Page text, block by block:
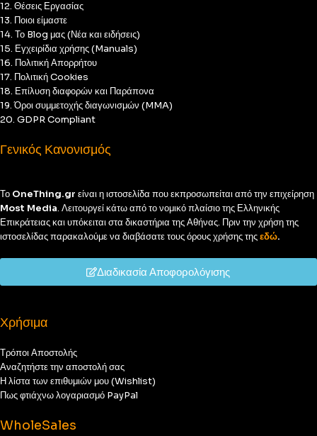
12. Θέσεις Εργασίας
13. Ποιοι είμαστε
14. Το Blog μας (Νέα και ειδήσεις)
15. Εγχειρίδια χρήσης (Manuals)
16. Πολιτική Απορρήτου
17. Πολιτική Cookies
18. Επίλυση διαφορών και Παράπονα
19. Όροι συμμετοχής διαγωνισμών (MMA)
20. GDPR Compliant
Γενικός Κανονισμός
Το OneThing.gr είναι η ιστοσελίδα που εκπροσωπείται από την επιχείρηση
Most Media. Λειτουργεί κάτω από το νομικό πλαίσιο της Ελληνικής
Επικράτειας και υπόκειται στα δικαστήρια της Αθήνας. Πριν την χρήση της
ιστοσελίδας παρακαλούμε να διαβάσατε τους όρους χρήσης τηςεδώ.
Διαδικασία Αποφορολόγισης
Χρήσιμα
Τρόποι Αποστολής
Αναζητήστε την αποστολή σας
Η λίστα των επιθυμιών μου (Wishlist)
Πως φτιάχνω λογαριασμό PayPal
WholeSales